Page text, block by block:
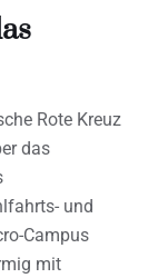
Rote Kreuz
das
und
Campus
mit